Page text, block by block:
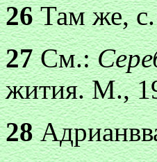
26Там же,
27См.:
жития. М.,
28